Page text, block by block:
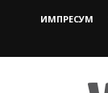
ИМПРЕСУМ